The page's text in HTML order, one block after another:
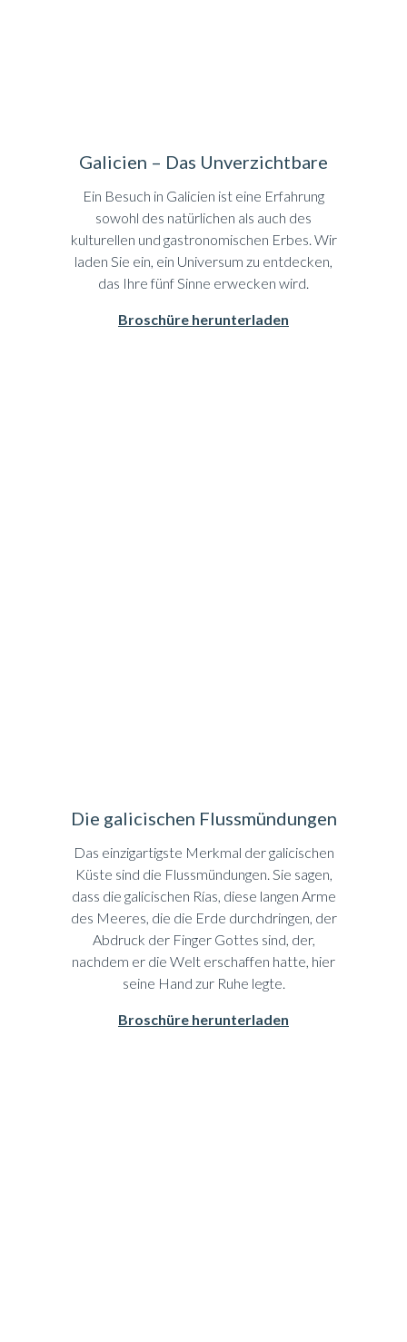
Galicien – Das Unverzichtbare
Ein Besuch in Galicien ist eine Erfahrung
sowohl des natürlichen als auch des
kulturellen und gastronomischen Erbes. Wir
laden Sie ein, ein Universum zu entdecken,
das Ihre fünf Sinne erwecken wird.
Broschüre herunterladen
Die galicischen Flussmündungen
Das einzigartigste Merkmal der galicischen
Küste sind die Flussmündungen. Sie sagen,
dass die galicischen Rías, diese langen Arme
des Meeres, die die Erde durchdringen, der
Abdruck der Finger Gottes sind, der,
nachdem er die Welt erschaffen hatte, hier
seine Hand zur Ruhe legte.
Broschüre herunterladen